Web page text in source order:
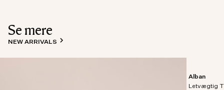
Se mere
NEW ARRIVALS
Alban
Letvægtig